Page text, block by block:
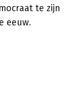
te zijn
eeuw.